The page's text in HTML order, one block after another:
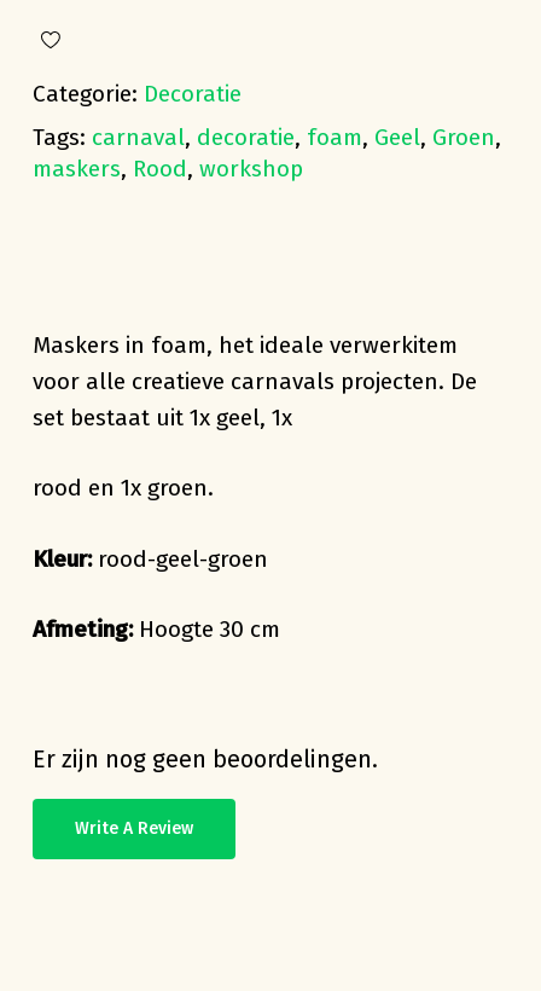
Categorie: Decoratie
Tags: carnaval, decoratie, foam, Geel, Groen,
maskers, Rood, workshop
Maskers in foam, het ideale verwerkitem
voor alle creatieve carnavals projecten. De
set bestaat uit 1x geel, 1x
rood en 1x groen.
Kleur: rood-geel-groen
Afmeting: Hoogte 30 cm
Er zijn nog geen beoordelingen.
Write A Review